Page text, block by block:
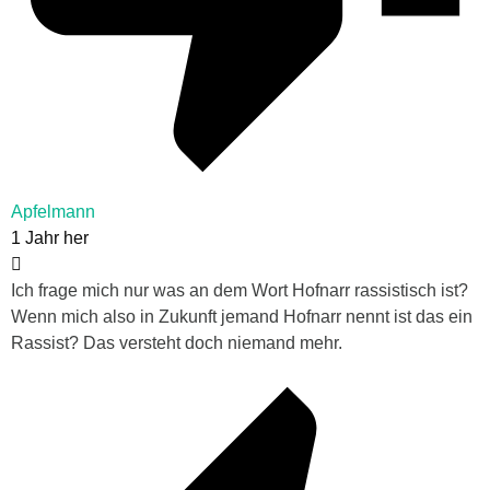
Apfelmann
1 Jahr her
Ich frage mich nur was an dem Wort Hofnarr rassistisch ist?
Wenn mich also in Zukunft jemand Hofnarr nennt ist das ein
Rassist? Das versteht doch niemand mehr.